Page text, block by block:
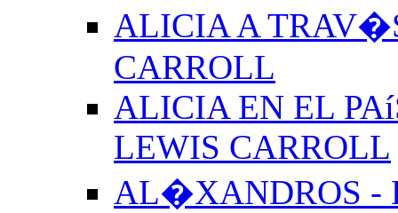
ALICIA A
CARROLL
ALICIA EN EL
LEWIS CARROLL
AL�XANDROS -